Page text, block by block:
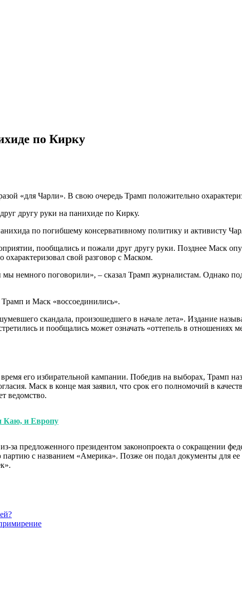
по Кирку
«для Чарли». В свою очередь Трамп положительно
другу руки на панихиде по Кирку.
по погибшему консервативному политику и активисту
пообщались и пожали друг другу руки. Позднее Маск
свой разговор с Маском.
немного поговорили», – сказал Трамп журналистам. Однако
и Маск «воссоединились».
скандала, произошедшего в начале лета». Издание
и пообщались может означать «оттепель в
его избирательной кампании. Победив на выборах, Трамп
Маск в конце мая заявил, что срок его полномочий в
ведомство.
Каю, и Европу
предложенного президентом законопроекта о сокращении
с названием «Америка». Позже он подал документы для